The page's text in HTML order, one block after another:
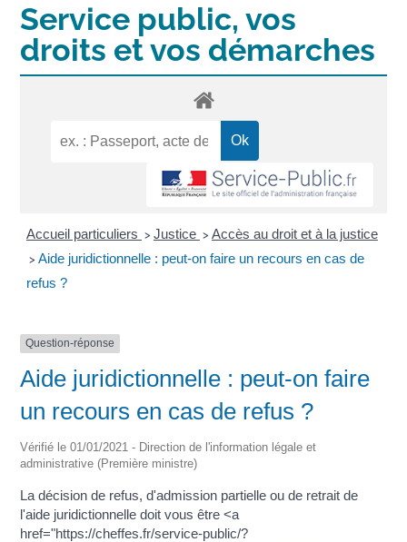
Service public, vos
droits et vos démarches
Accueil particuliers > Justice > Accès au droit et à la justice
> Aide juridictionnelle : peut-on faire un recours en cas de
refus ?
Question-réponse
Aide juridictionnelle : peut-on faire
un recours en cas de refus ?
Vérifié le 01/01/2021 - Direction de l'information légale et
administrative (Première ministre)
La décision de refus, d'admission partielle ou de retrait de
l'aide juridictionnelle doit vous être <a
href="https://cheffes.fr/service-public/?